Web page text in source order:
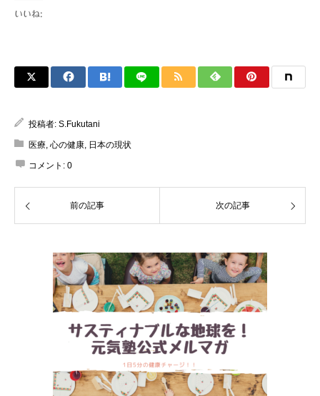
いいね:
投稿者: S.Fukutani
医療 心の健康 日本の現状
コメント: 0
前の記事 次の記事